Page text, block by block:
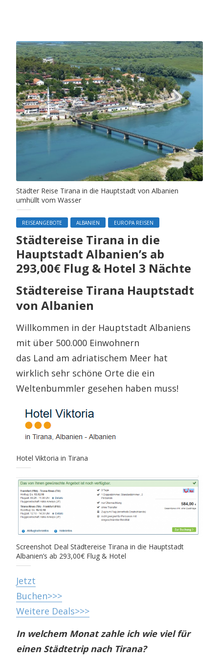
Städter Reise Tirana in die Hauptstadt von Albanien
umhüllt vom Wasser
REISEANGEBOTE ALBANIEN EUROPA REISEN
Städtereise Tirana in die
Hauptstadt Albanien’s ab
293,00€ Flug & Hotel 3 Nächte
Städtereise Tirana Hauptstadt
von Albanien
Willkommen in der Hauptstadt Albaniens
mit über 500.000 Einwohnern
das Land am adriatischem Meer hat
wirklich sehr schöne Orte die ein
Weltenbummler gesehen haben muss!
Hotel Viktoria in Tirana
Screenshot Deal Städtereise Tirana in die Hauptstadt
Albanien’s ab 293,00€ Flug & Hotel
Jetzt
Buchen>>>
Weitere Deals>>>
In welchem Monat zahle ich wie viel für
einen Städtetrip nach Tirana?